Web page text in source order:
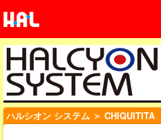
ハルシオン システム ＞ CHIQUITITA